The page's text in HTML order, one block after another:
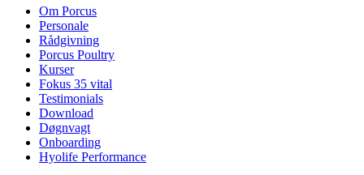
Om Porcus
Personale
Rådgivning
Porcus Poultry
Kurser
Fokus 35 vital
Testimonials
Download
Døgnvagt
Onboarding
Hyolife Performance